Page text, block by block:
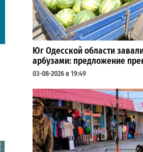
Юг Одесской области
арбузами: предложение
03-08-2026 в 19:49